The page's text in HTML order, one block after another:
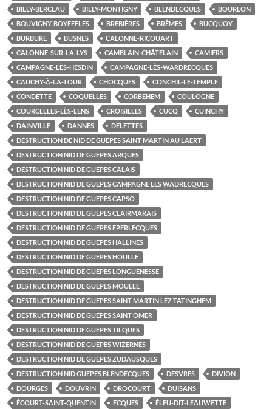
BILLY-BERCLAU
BILLY-MONTIGNY BLENDECQUES
BOURLON
BOUVIGNY-BOYEFFLES
BREBIÈRES BRÊMES
BUCQUOY
BURBURE
BUSNES
CALONNE-RICOUART
CALONNE-SUR-LA-LYS
CAMBLAIN-CHÂTELAIN
CAMIERS
CAMPAGNE-LÈS-HESDIN
CAMPAGNE-LÈS-WARDRECQUES
CAUCHY-À-LA-TOUR
CHOCQUES
CONCHIL-LE-TEMPLE
CONDETTE
COQUELLES CORBEHEM
COULOGNE
COURCELLES-LÈS-LENS
CROISILLES CUCQ
CUINCHY
DAINVILLE
DANNES
DELETTES
DESTRUCTION DE NID DE GUEPES SAINT MARTIN AU LAERT
DESTRUCTION NID DE GUEPES ARQUES
DESTRUCTION NID DE GUEPES CALAIS
DESTRUCTION NID DE GUEPES CAMPAGNE LES WADRECQUES
DESTRUCTION NID DE GUEPES CAPSO
DESTRUCTION NID DE GUEPES CLAIRMARAIS
DESTRUCTION NID DE GUEPES EPERLECQUES
DESTRUCTION NID DE GUEPES HALLINES
DESTRUCTION NID DE GUEPES HOULLE
DESTRUCTION NID DE GUEPES LONGUENESSE
DESTRUCTION NID DE GUEPES MOULLE
DESTRUCTION NID DE GUEPES SAINT MARTIN LEZ TATINGHEM
DESTRUCTION NID DE GUEPES SAINT OMER
DESTRUCTION NID DE GUEPES TILQUES
DESTRUCTION NID DE GUEPES WIZERNES
DESTRUCTION NID DE GUEPES ZUDAUSQUES
DESTRUCTION NID GUEPES BLENDECQUES
DESVRES
DIVION
DOURGES
DOUVRIN DROCOURT
DUISANS
ÉCOURT-SAINT-QUENTIN
ECQUES
ÉLEU-DIT-LEAUWETTE